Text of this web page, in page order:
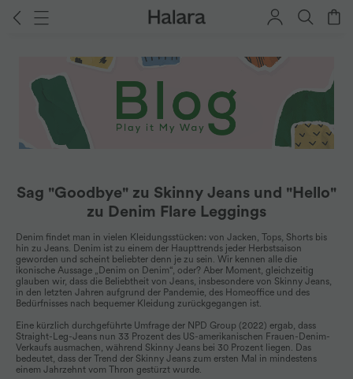
Sag "Goodbye" zu Skinny Jeans und "Hello"
zu Denim Flare Leggings
Denim findet man in vielen Kleidungsstücken: von Jacken, Tops, Shorts bis
hin zu Jeans. Denim ist zu einem der Haupttrends jeder Herbstsaison
geworden und scheint beliebter denn je zu sein. Wir kennen alle die
ikonische Aussage „Denim on Denim“, oder? Aber Moment, gleichzeitig
glauben wir, dass die Beliebtheit von Jeans, insbesondere von Skinny Jeans,
in den letzten Jahren aufgrund der Pandemie, des Homeoffice und des
Bedürfnisses nach bequemer Kleidung zurückgegangen ist.
Eine kürzlich durchgeführte Umfrage der NPD Group (2022) ergab, dass
Straight-Leg-Jeans nun 33 Prozent des US-amerikanischen Frauen-Denim-
Verkaufs ausmachen, während Skinny Jeans bei 30 Prozent liegen. Das
bedeutet, dass der Trend der Skinny Jeans zum ersten Mal in mindestens
einem Jahrzehnt vom Thron gestürzt wurde.